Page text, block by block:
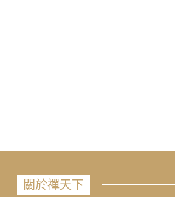
關於禪天下